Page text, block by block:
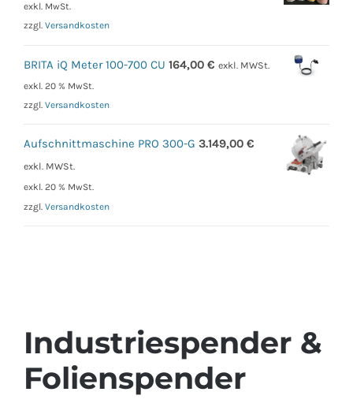
Industriespender &
Folienspender
exkl. MwSt.
zzgl. Versandkosten
BRITA iQ Meter 100-700 CU 164,00 € exkl. MWSt.
exkl. 20 % MwSt.
zzgl. Versandkosten
Aufschnittmaschine PRO 300-G 3.149,00 €
exkl. MWSt.
exkl. 20 % MwSt.
zzgl. Versandkosten